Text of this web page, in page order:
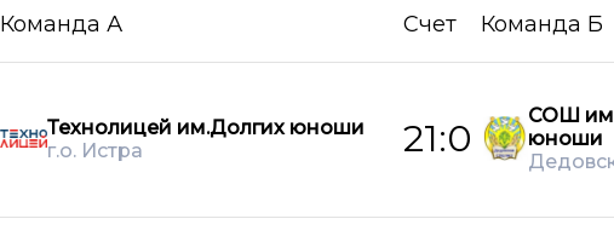
Команда А Счет Команда Б
Технолицей им.Долгих юноши
г.о. Истра
21:0
СОШ
юноши